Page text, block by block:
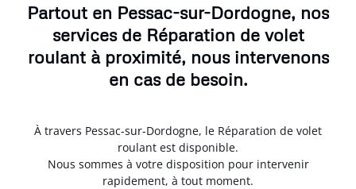
Partout en Pessac-sur-Dordogne, nos
services de Réparation de volet
roulant à proximité, nous intervenons
en cas de besoin.
À travers Pessac-sur-Dordogne, le Réparation de volet
roulant est disponible.
Nous sommes à votre disposition pour intervenir
rapidement, à tout moment.